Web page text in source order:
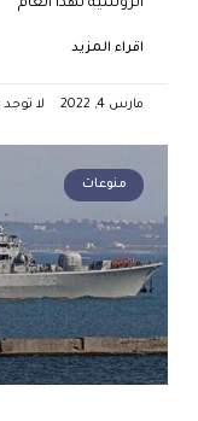
الروسية لهذا العام
اقراء المزيد
مارس 4, 2022 لا
منوعات